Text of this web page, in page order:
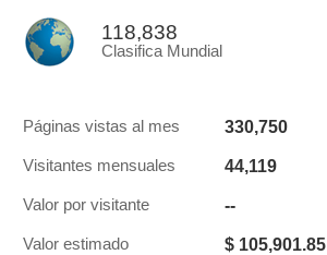
118,838
Clasifica Mundial
Páginas vistas al mes 330,750
Visitantes mensuales 44,119
Valor por visitante --
Valor estimado $ 105,901.85